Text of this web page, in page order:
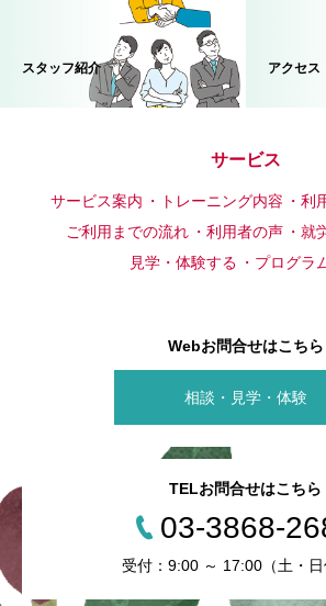
スタッフ紹介 アクセス
サービス
サービス案内 トレーニング内容
利
ご利用までの流れ
利用者の声
就
見学・体験する
プログラ
Webお問合せはこちら
相談・見学・体験
TELお問合せはこちら
03-3868-
受付：9:00 ～ 17:00（土・日